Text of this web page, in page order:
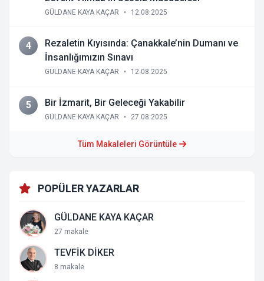
GÜLDANE KAYA KAÇAR • 12.08.2025
4
Rezaletin Kıyısında: Çanakkale’nin Dumanı ve
İnsanlığımızın Sınavı
GÜLDANE KAYA KAÇAR • 12.08.2025
5 Bir İzmarit, Bir Geleceği Yakabilir
GÜLDANE KAYA KAÇAR • 27.08.2025
Tüm Makaleleri Görüntüle
POPÜLER YAZARLAR
GÜLDANE KAYA KAÇAR
27 makale
TEVFİK DİKER
8 makale